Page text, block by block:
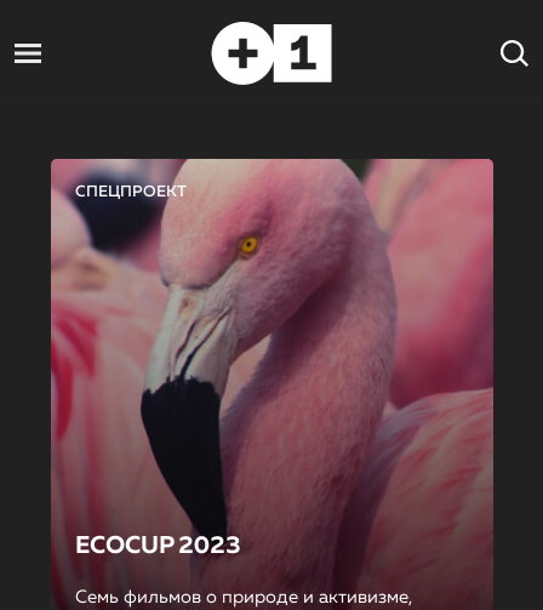
СПЕЦПРОЕКТ
ECOCUP 2023
Семь фильмов о природе и активизме,